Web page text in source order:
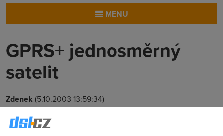
MENU
GPRS+ jednosměrný
satelit
Zdenek (5.10.2003 13:59:34)
kdo není v dosahu ADSL může vyzkoušet GPRS s
jednosměrným satelitem. Hlavně pro ty kdo platí hodně za